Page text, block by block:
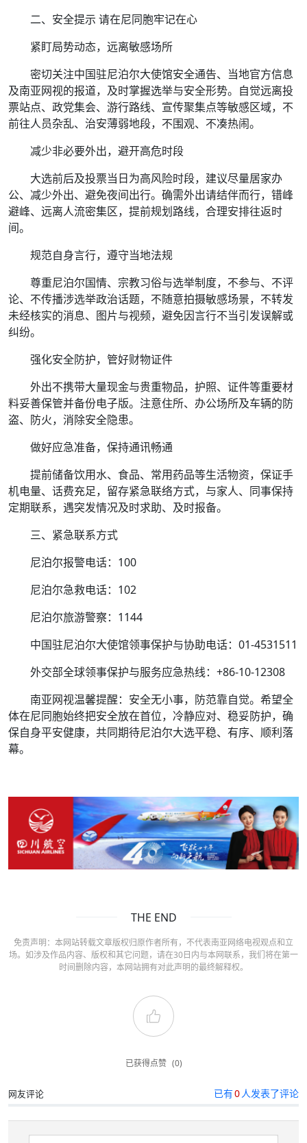
二、安全提示 请在尼同胞牢记在心
紧盯局势动态，远离敏感场所
密切关注中国驻尼泊尔大使馆安全通告、当地官方信息
及南亚网视的报道，及时掌握选举与安全形势。自觉远离投
票站点、政党集会、游行路线、宣传聚集点等敏感区域，不
前往人员杂乱、治安薄弱地段，不围观、不凑热闹。
减少非必要外出，避开高危时段
大选前后及投票当日为高风险时段，建议尽量居家办
公、减少外出、避免夜间出行。确需外出请结伴而行，错峰
避峰、远离人流密集区，提前规划路线，合理安排往返时
间。
规范自身言行，遵守当地法规
尊重尼泊尔国情、宗教习俗与选举制度，不参与、不评
论、不传播涉选举政治话题，不随意拍摄敏感场景，不转发
未经核实的消息、图片与视频，避免因言行不当引发误解或
纠纷。
强化安全防护，管好财物证件
外出不携带大量现金与贵重物品，护照、证件等重要材
料妥善保管并备份电子版。注意住所、办公场所及车辆的防
盗、防火，消除安全隐患。
做好应急准备，保持通讯畅通
提前储备饮用水、食品、常用药品等生活物资，保证手
机电量、话费充足，留存紧急联络方式，与家人、同事保持
定期联系，遇突发情况及时求助、及时报备。
三、紧急联系方式
尼泊尔报警电话：100
尼泊尔急救电话：102
尼泊尔旅游警察：1144
中国驻尼泊尔大使馆领事保护与协助电话：01-4531511
外交部全球领事保护与服务应急热线：+86-10-12308
南亚网视温馨提醒：安全无小事，防范靠自觉。希望全
体在尼同胞始终把安全放在首位，冷静应对、稳妥防护，确
保自身平安健康，共同期待尼泊尔大选平稳、有序、顺利落
幕。
THE END
免责声明：本网站转载文章版权归原作者所有，不代表南亚网络电视观点和立
场。如涉及作品内容、版权和其它问题，请在30日内与本网联系，我们将在第一
时间删除内容，本网站拥有对此声明的最终解释权。
已获得点赞 (0)
网友评论 已有0人发表了评论